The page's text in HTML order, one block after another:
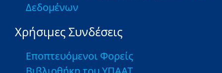
Δεδομένων
Χρήσιμες Συνδέσεις
Εποπτευόμενοι Φορείς